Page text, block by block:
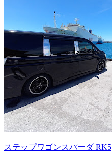
ステップワゴンスパーダ RK5